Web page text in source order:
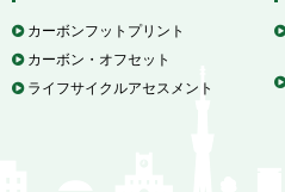
カーボンフットプリント
カーボン・オフセット
ライフサイクルアセスメント